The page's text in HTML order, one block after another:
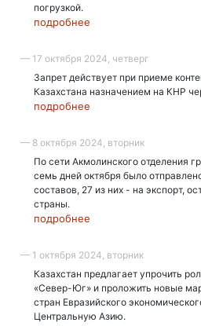
погрузкой.
подробнее
— 17 октября 2024, четверг
Запрет действует при приеме
Казахстана назначением на КНР
подробнее
— 8 октября 2024, вторник
По сети Акмолинского отделения
семь дней октября было
составов, 27 из них - на экспорт,
страны.
подробнее
— 1 октября 2024, вторник
Казахстан предлагает упрочить
«Север-Юг» и проложить новые
стран Евразийского
Центральную Азию.